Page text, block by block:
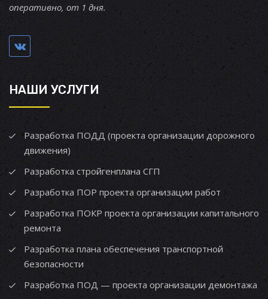
оперативно, от 1 дня.
НАШИ УСЛУГИ
Разработка ПОДД (проекта организации дорожного
движения)
Разработка стройгенплана СГП
Разработка ПОР проекта организации работ
Разработка ПОКР проекта организации капитального
ремонта
Разработка плана обеспечения транспортной
безопасности
Разработка ПОД — проекта организации демонтажа